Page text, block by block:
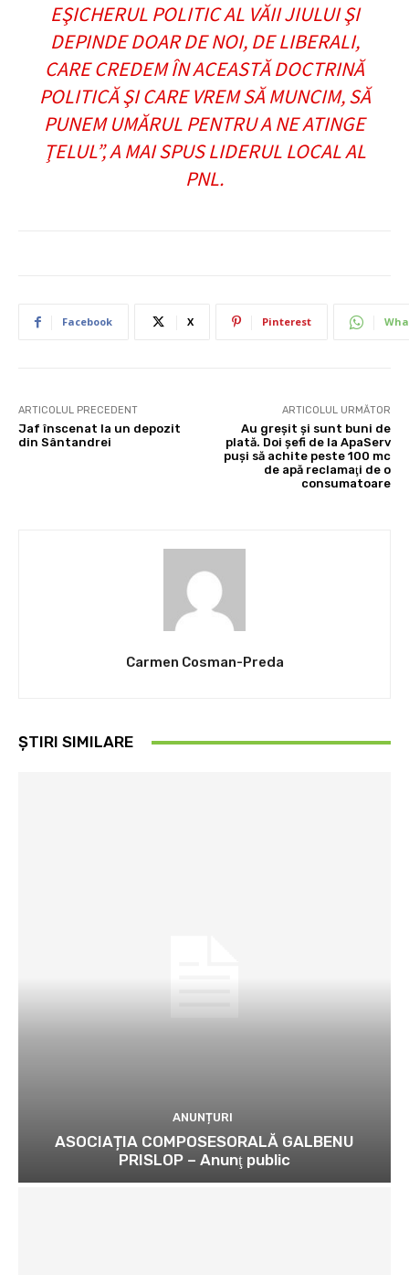
EŞICHERUL POLITIC AL VĂII JIULUI ŞI
DEPINDE DOAR DE NOI, DE LIBERALI,
CARE CREDEM ÎN ACEASTĂ DOCTRINĂ
POLITICĂ ŞI CARE VREM SĂ MUNCIM, SĂ
PUNEM UMĂRUL PENTRU A NE ATINGE
ŢELUL”, A MAI SPUS LIDERUL LOCAL AL
PNL.
Facebook X Pinterest
ARTICOLUL PRECEDENT
Jaf înscenat la un depozit
din Sântandrei
ARTICOLUL URMĂTOR
Au greşit şi sunt buni de
plată. Doi şefi de la ApaServ
puşi să achite peste 100 mc
de apă reclamaţi de o
consumatoare
Carmen Cosman-Preda
ȘTIRI SIMILARE
ANUNȚURI
ASOCIAȚIA COMPOSESORALĂ GALBENU
PRISLOP – Anunţ public